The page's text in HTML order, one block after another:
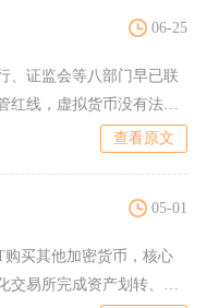
06-25
、证监会等八部门早已联
红线，虚拟货币没有法定
查看原文
05-01
购买其他加密货币，核心
交易所完成资产划转、选